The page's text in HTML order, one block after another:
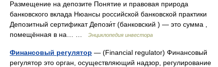
Размещение на депозите Понятие и правовая природа
банковского вклада Нюансы российской банковской практики
Депозитный сертификат Депози́т (банковский ) — это сумма ,
помещённая в на… …
Энциклопедия инвестора
Финансовый регулятор — (Financial regulator) Финансовый
регулятор это орган, осуществляющий надзор, регулирование